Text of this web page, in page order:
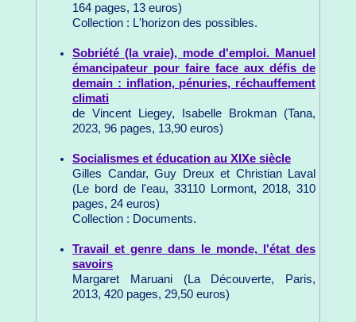
164 pages, 13 euros)
Collection : L'horizon des possibles.
Sobriété (la vraie), mode d'emploi. Manuel
émancipateur pour faire face aux défis de
demain : inflation, pénuries, réchauffement
climati
de Vincent Liegey, Isabelle Brokman (Tana,
2023, 96 pages, 13,90 euros)
Socialismes et éducation au XIXe siècle
Gilles Candar, Guy Dreux et Christian Laval
(Le bord de l'eau, 33110 Lormont, 2018, 310
pages, 24 euros)
Collection : Documents.
Travail et genre dans le monde, l'état des
savoirs
Margaret Maruani (La Découverte, Paris,
2013, 420 pages, 29,50 euros)